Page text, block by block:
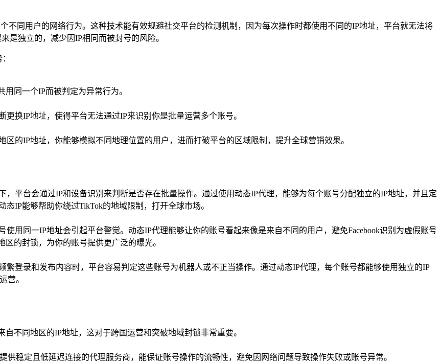
不同用户的网络行为。这种技术能有效规避社交平台的检测机制，因为每次操作时都使用不同的IP地址，平台就无法将
是独立的，减少因IP相同而被封号的风险。
同一个IP而被判定为异常行为。
换IP地址，使得平台无法通过IP来识别你是批量运营多个账号。
的IP地址，你能够模拟不同地理位置的用户，进而打破平台的区域限制，提升全球营销效果。
平台会通过IP和设备识别来判断是否存在批量操作。通过使用动态IP代理，能够为每个账号分配独立的IP地址，并且定
IP能够帮助你绕过TikTok的地域限制，打开全球市场。
使用同一IP地址会引起平台警觉。动态IP代理能够让你的账号看起来像是来自不同的用户，避免Facebook识别为虚假账号
区的封锁，为你的账号提供更广泛的曝光。
繁登录和发布内容时，平台容易判定这些账号为机器人或不正当操作。通过动态IP代理，每个账号都能够使用独立的IP
营。
不同地区的IP地址，这对于跨国运营和突破地域封锁非常重要。
稳定且低延迟连接的代理服务商，能保证账号操作的流畅性，避免因网络问题导致操作失败或账号异常。